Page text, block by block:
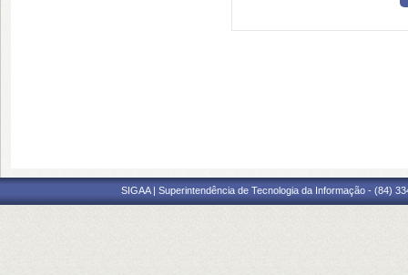
SIGAA | Superintendência de Tecnologia da Informação - (84)